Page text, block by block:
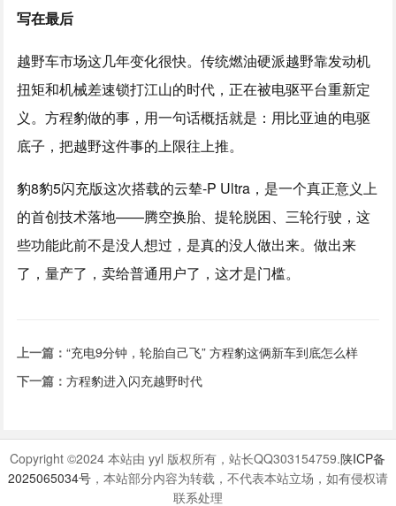
写在最后
越野车市场这几年变化很快。传统燃油硬派越野靠发动机
扭矩和机械差速锁打江山的时代，正在被电驱平台重新定
义。方程豹做的事，用一句话概括就是：用比亚迪的电驱
底子，把越野这件事的上限往上推。
豹8豹5闪充版这次搭载的云辇-P Ultra，是一个真正意义上
的首创技术落地——腾空换胎、提轮脱困、三轮行驶，这
些功能此前不是没人想过，是真的没人做出来。做出来
了，量产了，卖给普通用户了，这才是门槛。
上一篇：“充电9分钟，轮胎自己飞” 方程豹这俩新车到底怎么样
下一篇：方程豹进入闪充越野时代
Copyright ©2024 本站由 yyl 版权所有，站长QQ303154759.陕ICP备
2025065034号，本站部分内容为转载，不代表本站立场，如有侵权请
联系处理